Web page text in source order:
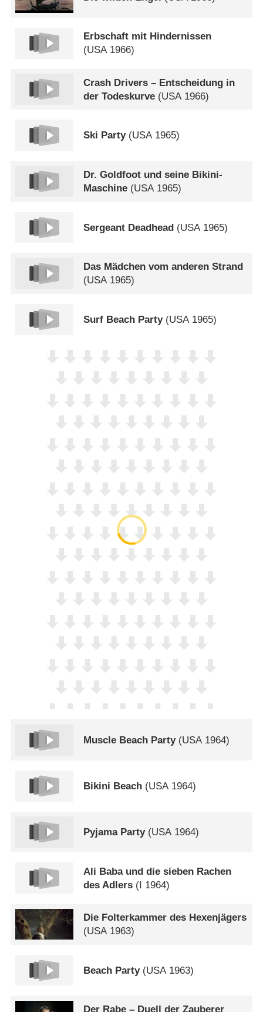
Erbschaft mit Hindernissen
(USA1966)
Crash Drivers – Entscheidung in
der Todeskurve (USA 1966)
Ski Party(USA1965)
Dr. Goldfoot und seine Bikini-
Maschine (USA1965)
Sergeant Deadhead (USA 1965)
Das Mädchen vom anderen Strand
(USA1965)
Surf Beach Party(USA1965)
Muscle Beach Party(USA 1964)
Bikini Beach (USA1964)
Pyjama Party(USA1964)
Ali Baba und die sieben Rachen
des Adlers (I 1964)
Die Folterkammer des Hexenjägers
(USA1963)
Beach Party(USA 1963)
Der Rabe – Duell der Zauberer